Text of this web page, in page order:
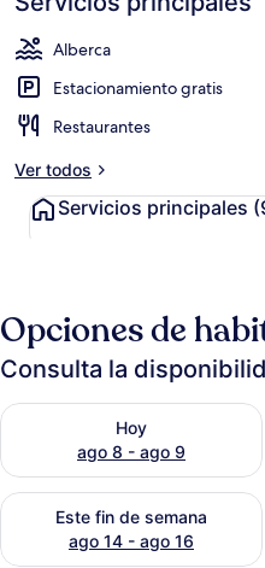
Alberca
Estacionamiento gratis
Restaurantes
Ver todos
Servicios principales
Opciones de
Consulta la
Hoy
ago 8 - ago 9
Consulta la disponibilidad
Este fin de semana
ago 14 - ago 16
Consulta la disponibilidad